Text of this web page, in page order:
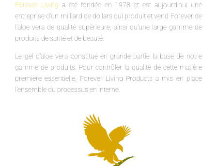
Forever Living a été fondée en 1978 et est aujourd'hui une
entreprise d'un milliard de dollars qui produit et vend Forever de
l'aloe vera de qualité supérieure, ainsi qu'une large gamme de
produits de santé et de beauté.
Le gel d'aloe vera constitue en grande partie la base de notre
gamme de produits. Pour contrôler la qualité de cette matière
première essentielle, Forever Living Products a mis en place
l'ensemble du processus en interne.